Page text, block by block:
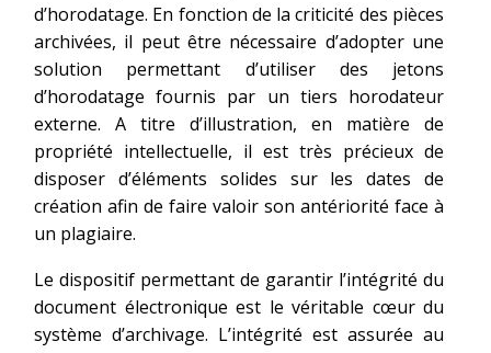
d’horodatage. En fonction de la criticité des pièces
archivées, il peut être nécessaire d’adopter une
solution permettant d’utiliser des jetons
d’horodatage fournis par un tiers horodateur
externe. A titre d’illustration, en matière de
propriété intellectuelle, il est très précieux de
disposer d’éléments solides sur les dates de
création afin de faire valoir son antériorité face à
un plagiaire.
Le dispositif permettant de garantir l’intégrité du
document électronique est le véritable cœur du
système d’archivage. L’intégrité est assurée au